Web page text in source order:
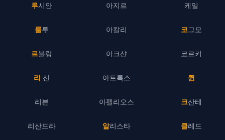
루시안
룰루
르블랑
리 신
리븐
리산드라
아지르
아칼리
아크샨
아트록스
아펠리오스
알리스타
케일
코그모
코르키
퀸
크산테
클레드